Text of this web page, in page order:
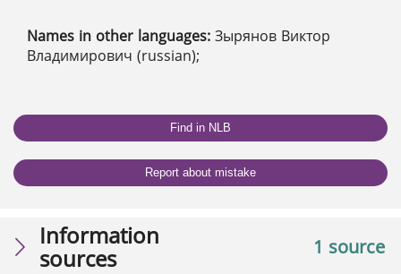
Names in other languages: Зырянов Виктор
Владимирович (russian);
Find in NLB
Report about mistake
1 source
Information
sources